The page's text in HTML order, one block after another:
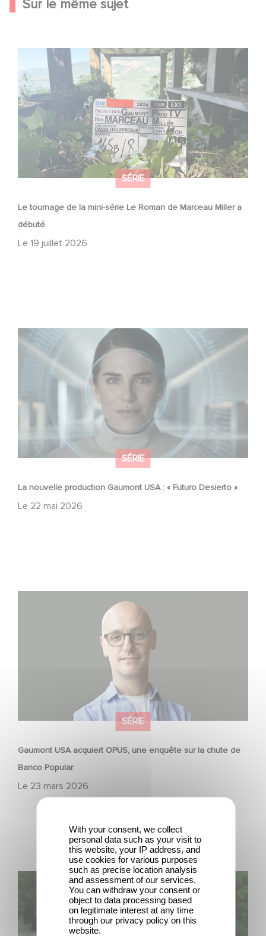
Sur le même sujet
SÉRIE
Le tournage de la mini-série Le Roman de Marceau Miller a
débuté
Le 19 juillet 2026
Le tournage de la mini-série Le Roman de Marceau Miller
a débuté
SÉRIE
La nouvelle production Gaumont USA : « Futuro Desierto »
Le 22 mai 2026
La nouvelle production Gaumont USA : « Futuro Desierto
SÉRIE
Gaumont USA acquiert OPUS, une enquête sur la chute de
Banco Popular
Le 23 mars 2026
Traqués : la nouvelle série thriller avec Benoît Magimel et
Mélanie Laurent
With your consent, we collect
personal data such as your visit to
this website, your IP address, and
use cookies for various purposes
such as precise location analysis
and assessment of our services.
You can withdraw your consent or
object to data processing based
on legitimate interest at any time
through our privacy policy on this
website.